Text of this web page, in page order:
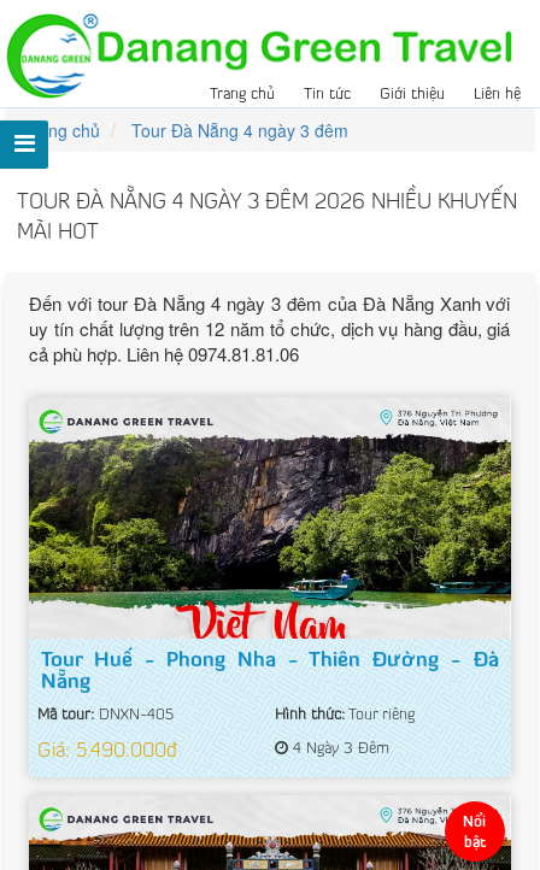
Trang chủ Tin tức Giới thiệu Liên hệ
Trang chủ Tour Đà Nẵng 4 ngày 3 đêm
TOUR ĐÀ NẴNG 4 NGÀY 3 ĐÊM 2026 NHIỀU KHUYẾN
MÃI HOT
Đến với tour Đà Nẵng 4 ngày 3 đêm của Đà Nẵng Xanh với
uy tín chất lượng trên 12 năm tổ chức, dịch vụ hàng đầu, giá
cả phù hợp. Liên hệ 0974.81.81.06
Tour Huế - Phong Nha - Thiên Đường - Đà
Nẵng
Mã tour:DNXN-405 Hình thức:Tour riêng
Giá: 5.490.000đ 4 Ngày 3 Đêm
Nổi
bật